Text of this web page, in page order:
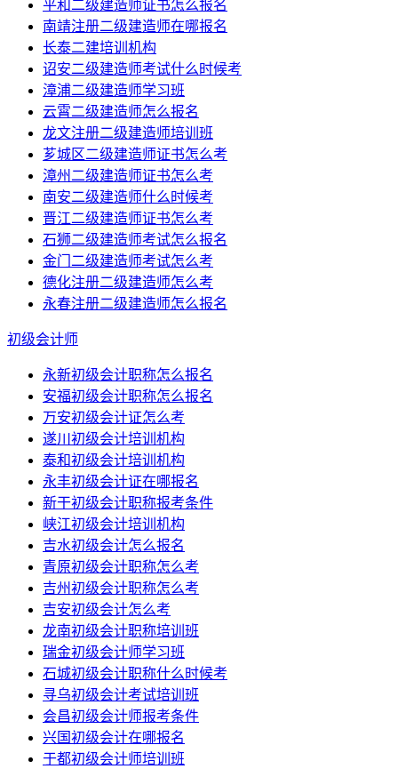
平和二级建造师证书怎么报名
南靖注册二级建造师在哪报名
长泰二建培训机构
诏安二级建造师考试什么时候考
漳浦二级建造师学习班
云霄二级建造师怎么报名
龙文注册二级建造师培训班
芗城区二级建造师证书怎么考
漳州二级建造师证书怎么考
南安二级建造师什么时候考
晋江二级建造师证书怎么考
石狮二级建造师考试怎么报名
金门二级建造师考试怎么考
德化注册二级建造师怎么考
永春注册二级建造师怎么报名
初级会计师
永新初级会计职称怎么报名
安福初级会计职称怎么报名
万安初级会计证怎么考
遂川初级会计培训机构
泰和初级会计培训机构
永丰初级会计证在哪报名
新干初级会计职称报考条件
峡江初级会计培训机构
吉水初级会计怎么报名
青原初级会计职称怎么考
吉州初级会计职称怎么考
吉安初级会计怎么考
龙南初级会计职称培训班
瑞金初级会计师学习班
石城初级会计职称什么时候考
寻乌初级会计考试培训班
会昌初级会计师报考条件
兴国初级会计在哪报名
于都初级会计师培训班